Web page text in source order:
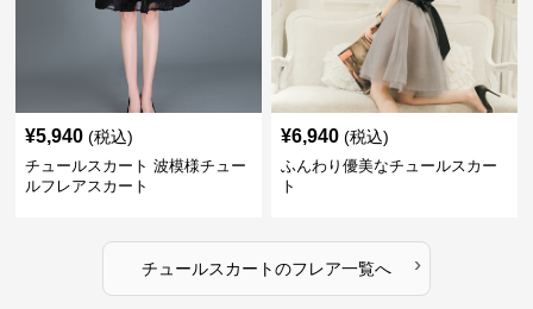
¥5,940 (税込)
チュールスカート 波模様チュー
ルフレアスカート
¥6,940 (税込)
ふんわり優美なチュールスカー
ト
チュールスカートのフレア一覧へ ›